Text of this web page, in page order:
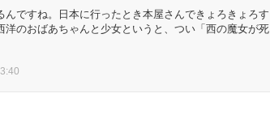
んですね。日本に行ったとき本屋さんできょろきょろす
洋のおばあちゃんと少女というと、つい「西の魔女が死